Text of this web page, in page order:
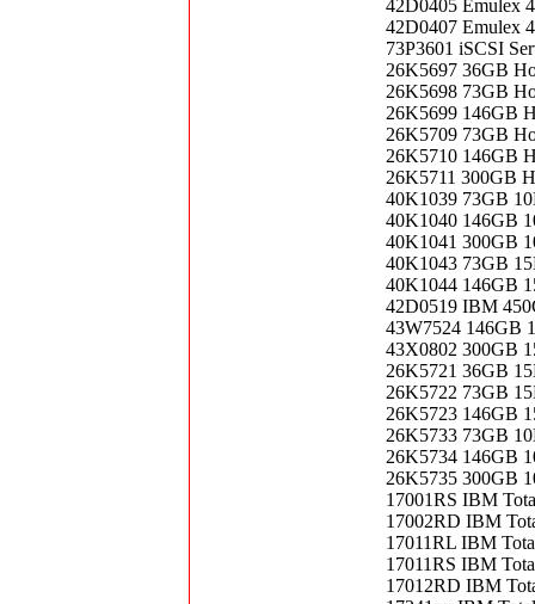
42D0405 Emulex
42D0407 Emulex
73P3601 iSCSI
26K5697 36GB
26K5698 73GB
26K5699 146GB
26K5709 73GB
26K5710 146GB
26K5711 300GB
40K1039 73GB
40K1040 146GB
40K1041 300GB
40K1043 73GB
40K1044 146GB
42D0519 IBM
43W7524 146GB
43X0802 300GB
26K5721 36GB
26K5722 73GB
26K5723 146GB
26K5733 73GB
26K5734 146GB
26K5735 300GB
17001RS IBM
17002RD IBM
17011RL IBM
17011RS IBM
17012RD IBM